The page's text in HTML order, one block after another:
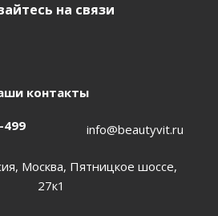
на связи
контакты
499 info@beautyvit.ru
Москва, Пятницкое шоссе,
27к1